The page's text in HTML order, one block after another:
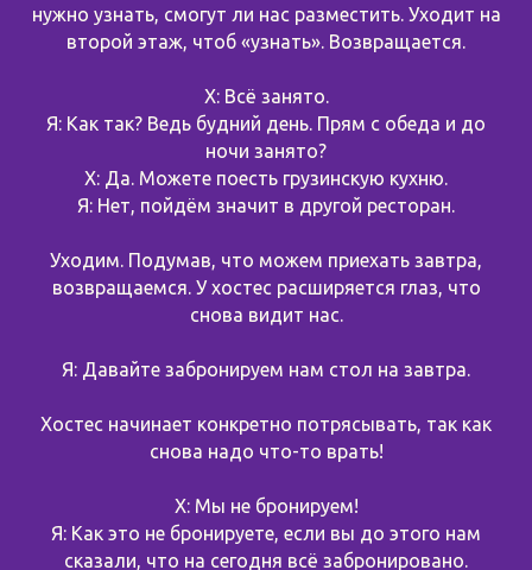
нужно узнать, смогут ли нас разместить. Уходит на
второй этаж, чтоб «узнать». Возвращается.
Х: Всё занято.
Я: Как так? Ведь будний день. Прям с обеда и до
ночи занято?
Х: Да. Можете поесть грузинскую кухню.
Я: Нет, пойдём значит в другой ресторан.
Уходим. Подумав, что можем приехать завтра,
возвращаемся. У хостес расширяется глаз, что
снова видит нас.
Я: Давайте забронируем нам стол на завтра.
Хостес начинает конкретно потрясывать, так как
снова надо что-то врать!
Х: Мы не бронируем!
Я: Как это не бронируете, если вы до этого нам
сказали, что на сегодня всё забронировано.